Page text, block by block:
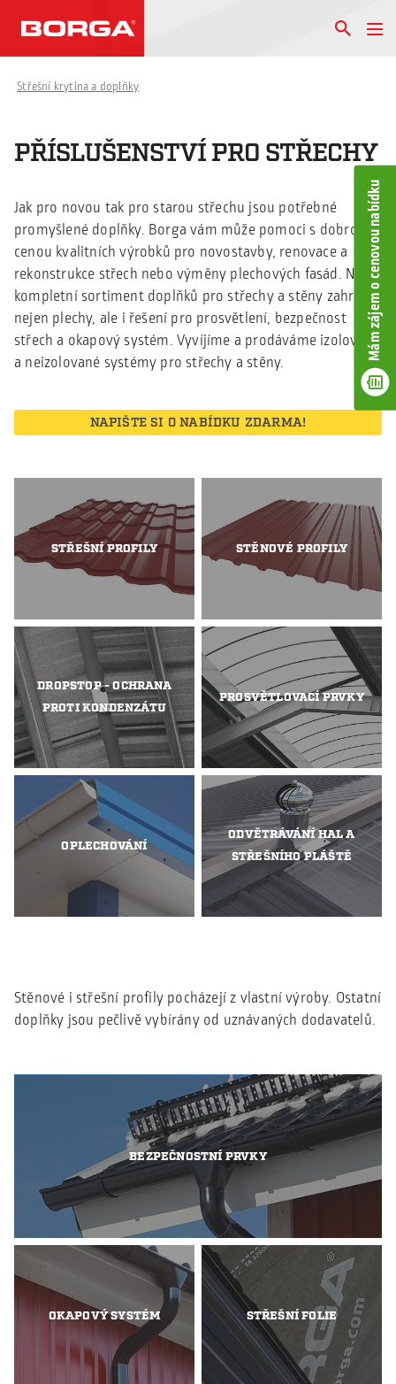
Mám zájem o cenovou nabídku
Střešní krytina a doplňky
PŘÍSLUŠENSTVÍ PRO STŘECHY
Jak pro novou tak pro starou střechu jsou potřebné
promyšlené doplňky. Borga vám může pomoci s dobrou
cenou kvalitních výrobků pro novostavby, renovace a
rekonstrukce střech nebo výměny plechových fasád. Náš
kompletní sortiment doplňků pro střechy a stěny zahrnuje
nejen plechy, ale i řešení pro prosvětlení, bezpečnost
střech a okapový systém. Vyvíjíme a prodáváme izolované
a neizolované systémy pro střechy a stěny.
NAPIŠTE SI O NABÍDKU ZDARMA!
STŘEŠNÍ PROFILY STĚNOVÉ PROFILY
DROPSTOP - OCHRANA
PROTI KONDENZÁTU
PROSVĚTLOVACÍ PRVKY
OPLECHOVÁNÍ
ODVĚTRÁVÁNÍ HAL A
STŘEŠNÍHO PLÁŠTĚ
Stěnové i střešní profily pocházejí z vlastní výroby. Ostatní
doplňky jsou pečlivě vybírány od uznávaných dodavatelů.
BEZPEČNOSTNÍ PRVKY
OKAPOVÝ SYSTÉM STŘEŠNÍ FOLIE